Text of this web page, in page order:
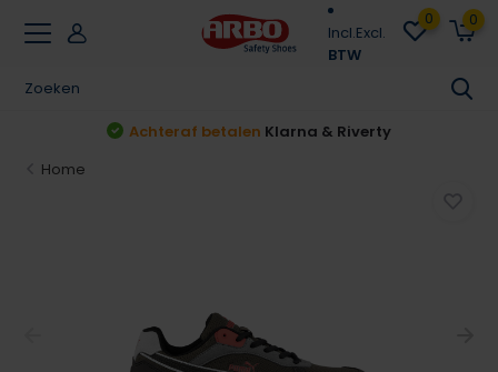
Incl.Excl.
BTW
0 0
Achteraf betalen Klarna & Riverty
Home